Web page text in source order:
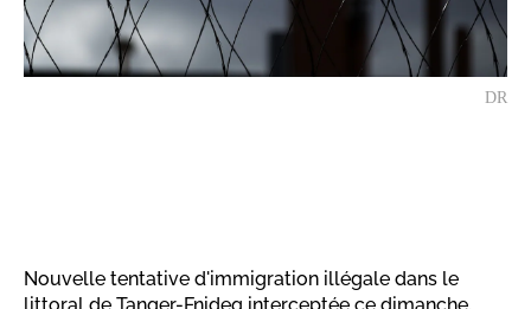
DR
Nouvelle tentative d'immigration illégale dans le
littoral de Tanger-Fnideq interceptée ce dimanche.